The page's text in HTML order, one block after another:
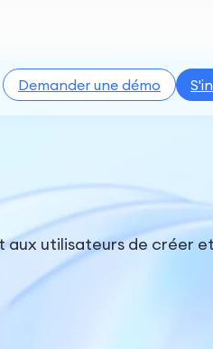
Demander une démo
utilisateurs de créer